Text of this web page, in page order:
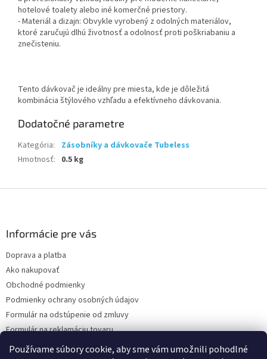
Používame súbory cookie, aby sme vám umožnili pohodlné
hotelové toalety alebo iné komerčné priestory.
- Materiál a dizajn: Obvykle vyrobený z odolných materiálov,
ktoré zaručujú dlhú životnosť a odolnosť proti poškriabaniu a
znečisteniu.
Tento dávkovač je ideálny pre miesta, kde je dôležitá
kombinácia štýlového vzhľadu a efektívneho dávkovania.
Dodatočné parametre
Kategória:
Zásobníky a dávkovače Tubeless
Hmotnosť: 0.5 kg
Informácie pre vás
Doprava a platba
Ako nakupovať
Obchodné podmienky
Podmienky ochrany osobných údajov
Formulár na odstúpenie od zmluvy
Formulár na reklamáciu tovaru
Kontakty